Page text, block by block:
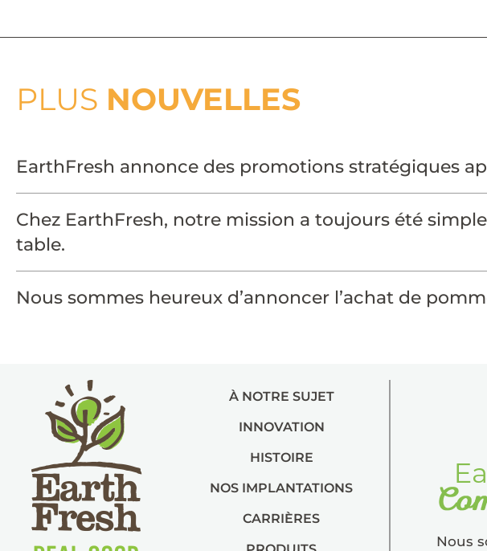
PLUS NOUVELLES
EarthFresh annonce des promotions stratégiques
Chez EarthFresh, notre mission a toujours été
table.
Nous sommes heureux d’annoncer l’achat de
À NOTRE SUJET
INNOVATION
HISTOIRE
NOS IMPLANTATIONS
CARRIÈRES
Nous